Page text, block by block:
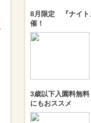
8月限定 『ナイト
催！
3歳以下入園料無
にもおススメ